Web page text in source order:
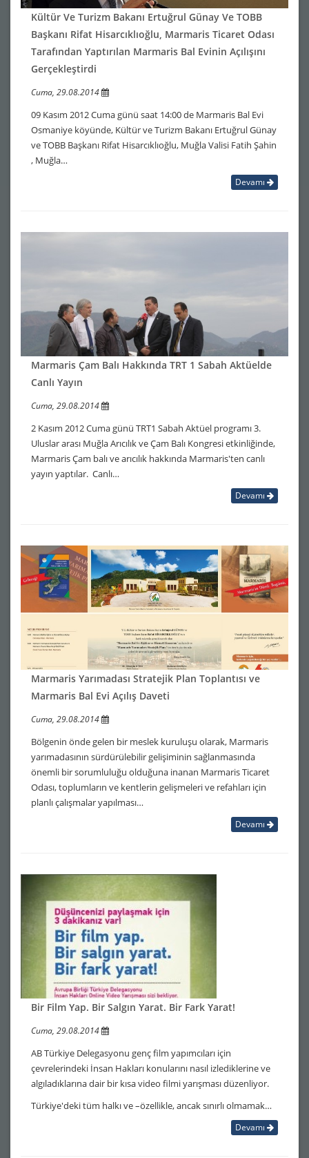
Kültür Ve Turizm Bakanı Ertuğrul Günay Ve TOBB
Başkanı Rifat Hisarcıklıoğlu, Marmaris Ticaret Odası
Tarafından Yaptırılan Marmaris Bal Evinin Açılışını
Gerçekleştirdi
Cuma, 29.08.2014
09 Kasım 2012 Cuma günü saat 14:00 de Marmaris Bal Evi
Osmaniye köyünde, Kültür ve Turizm Bakanı Ertuğrul Günay
ve TOBB Başkanı Rifat Hisarcıklıoğlu, Muğla Valisi Fatih Şahin
, Muğla…
Devamı
Marmaris Çam Balı Hakkında TRT 1 Sabah Aktüelde
Canlı Yayın
Cuma, 29.08.2014
2 Kasım 2012 Cuma günü TRT1 Sabah Aktüel programı 3.
Uluslar arası Muğla Arıcılık ve Çam Balı Kongresi etkinliğinde,
Marmaris Çam balı ve arıcılık hakkında Marmaris'ten canlı
yayın yaptılar. Canlı…
Devamı
Marmaris Yarımadası Stratejik Plan Toplantısı ve
Marmaris Bal Evi Açılış Daveti
Cuma, 29.08.2014
Bölgenin önde gelen bir meslek kuruluşu olarak, Marmaris
yarımadasının sürdürülebilir gelişiminin sağlanmasında
önemli bir sorumluluğu olduğuna inanan Marmaris Ticaret
Odası, toplumların ve kentlerin gelişmeleri ve refahları için
planlı çalışmalar yapılması…
Devamı
Bir Film Yap. Bir Salgın Yarat. Bir Fark Yarat!
Cuma, 29.08.2014
AB Türkiye Delegasyonu genç film yapımcıları için
çevrelerindeki İnsan Hakları konularını nasıl izlediklerine ve
algıladıklarına dair bir kısa video filmi yarışması düzenliyor.
Türkiye'deki tüm halkı ve –özellikle, ancak sınırlı olmamak…
Devamı